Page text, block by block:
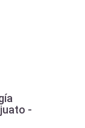
-